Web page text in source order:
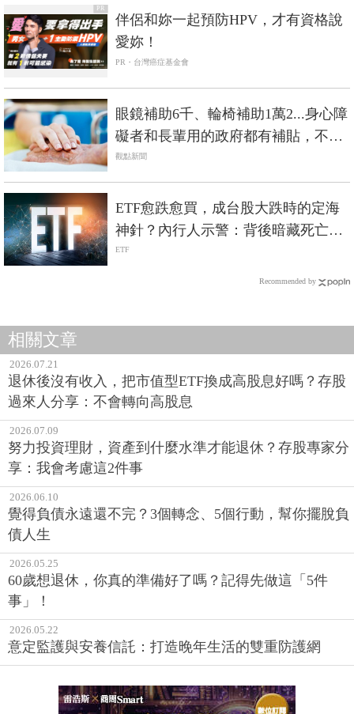
PR
伴侶和妳一起預防HPV，才有資格說
愛妳！
PR・台灣癌症基金會
眼鏡補助6千、輪椅補助1萬2...身心障
礙者和長輩用的政府都有補貼，不是
低收入戶也能辦
觀點新聞
ETF愈跌愈買，成台股大跌時的定海
神針？內行人示警：背後暗藏死亡螺
旋風險
ETF
Recommended by
相關文章
2026.07.21
退休後沒有收入，把市值型ETF換成高股息好嗎？存股
過來人分享：不會轉向高股息
2026.07.09
努力投資理財，資產到什麼水準才能退休？存股專家分
享：我會考慮這2件事
2026.06.10
覺得負債永遠還不完？3個轉念、5個行動，幫你擺脫負
債人生
2026.05.25
60歲想退休，你真的準備好了嗎？記得先做這「5件
事」！
2026.05.22
意定監護與安養信託：打造晚年生活的雙重防護網